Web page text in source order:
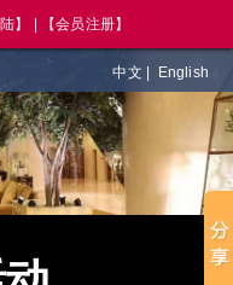
】 【会员注册】
中文 English